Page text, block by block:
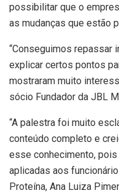
possibilitar que o
as mudanças que estão
“Conseguimos repassar
explicar certos pontos
mostraram muito
sócio Fundador da JBL
“A palestra foi muito
conteúdo completo e
esse conhecimento,
aplicadas aos
Proteína, Ana Luiza